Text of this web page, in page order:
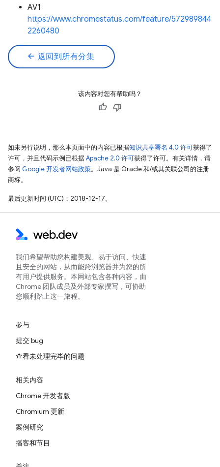
AV1
https://www.chromestatus.com/feature/572989844
2260480
arrow_back 返回到所有分集
该内容对您有帮助吗？
如未另行说明，那么本页面中的内容已根据知识共享署名 4.0 许可获得了
许可，并且代码示例已根据Apache 2.0 许可获得了许可。有关详情，请
参阅 Google 开发者网站政策。Java 是 Oracle 和/或其关联公司的注册
商标。
最后更新时间 (UTC)：2018-12-17。
我们希望帮助您构建美观、易于访问、快速
且安全的网站，从而能跨浏览器并为您的所
有用户提供服务。本网站包含各种内容，由
Chrome 团队成员及外部专家撰写，可协助
您顺利踏上这一旅程。
参与
提交 bug
查看未处理完毕的问题
相关内容
Chrome 开发者版
Chromium 更新
案例研究
播客和节目